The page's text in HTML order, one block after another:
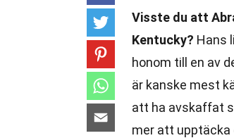
Visste du att
Kentucky? Hans
honom till en av
är kanske mest
att ha avskaffat
mer att upptäcka